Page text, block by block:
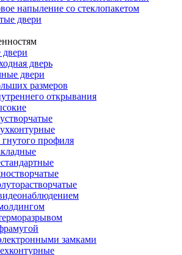
напыление со стеклопакетом
двери
дверь
двери
размеров
открывания
профиля
замками